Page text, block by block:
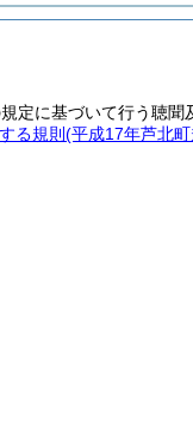
定に基づいて行う聴
る規則 (平成17年芦北